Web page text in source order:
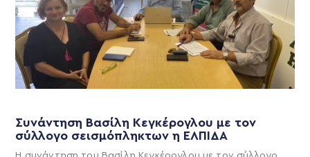
Συνάντηση Βασίλη Κεγκέρογλου με τον
σύλλογο σεισμόπληκτων η ΕΛΠΙΔΑ